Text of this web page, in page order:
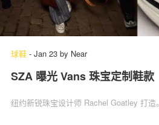
球鞋 - Jan 23 by Near
SZA 曝光 Vans 珠宝定制鞋款
纽约新锐珠宝设计师 Rachel Goatley 打造。